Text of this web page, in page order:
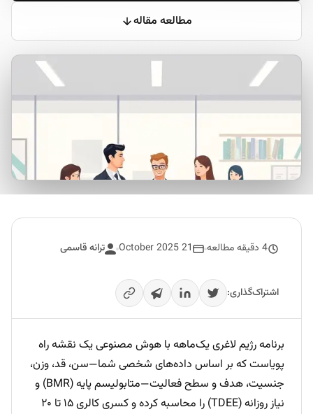
مطالعه مقاله
4 دقیقه مطالعه 21 October 2025 ترانه قاسمی
اشتراک‌گذاری:
برنامه رژیم لاغری یک‌ماهه با هوش مصنوعی یک نقشه راه
پویاست که بر اساس داده‌های شخصی شما—سن، قد، وزن،
جنسیت، هدف و سطح فعالیت—متابولیسم پایه (BMR) و
نیاز روزانه (TDEE) را محاسبه کرده و کسری کالری ۱۵ تا ۲۰